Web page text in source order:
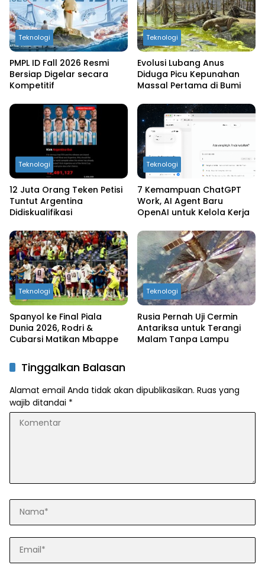
Teknologi
PMPL ID Fall 2026 Resmi
Bersiap Digelar secara
Kompetitif
Teknologi
Evolusi Lubang Anus
Diduga Picu Kepunahan
Massal Pertama di Bumi
Teknologi
12 Juta Orang Teken Petisi
Tuntut Argentina
Didiskualifikasi
Teknologi
7 Kemampuan ChatGPT
Work, AI Agent Baru
OpenAI untuk Kelola Kerja
Teknologi
Spanyol ke Final Piala
Dunia 2026, Rodri &
Cubarsi Matikan Mbappe
Teknologi
Rusia Pernah Uji Cermin
Antariksa untuk Terangi
Malam Tanpa Lampu
Tinggalkan Balasan
Alamat email Anda tidak akan dipublikasikan. Ruas yang
wajib ditandai *